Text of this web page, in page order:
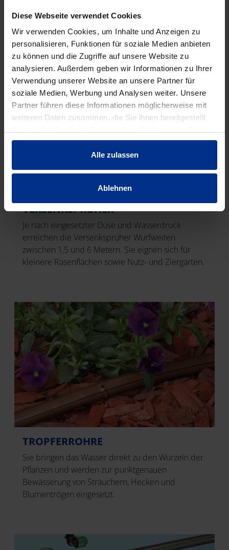
Diese Webseite verwendet Cookies
Wir verwenden Cookies, um Inhalte und Anzeigen zu
personalisieren, Funktionen für soziale Medien anbieten
zu können und die Zugriffe auf unsere Website zu
analysieren. Außerdem geben wir Informationen zu Ihrer
Verwendung unserer Website an unsere Partner für
soziale Medien, Werbung und Analysen weiter. Unsere
Partner führen diese Informationen möglicherweise mit
weiteren Daten zusammen, die Sie ihnen bereitgestellt
gesammelt haben.
Alle zulassen
Ablehnen
Wurfweiten zwischen 8 und 27,5 Metern. Ideal für
größere Rasenflächen.
VERSENKSPRÜHER
Je nach eingesetzter Düse und Wasserdruck
erreichen die Versenksprüher Wurfweiten
zwischen 1,5 und 6 Metern. Sie eignen sich für
kleinere Rasenflächen sowie Nutz- und Ziergärten.
TROPFERROHRE
Sie bringen das Wasser direkt zu den Wurzeln der
Pflanzen und werden zur punktgenauen
Bewässerung von Sträuchern, Hecken und
Blumentrögen eingesetzt.